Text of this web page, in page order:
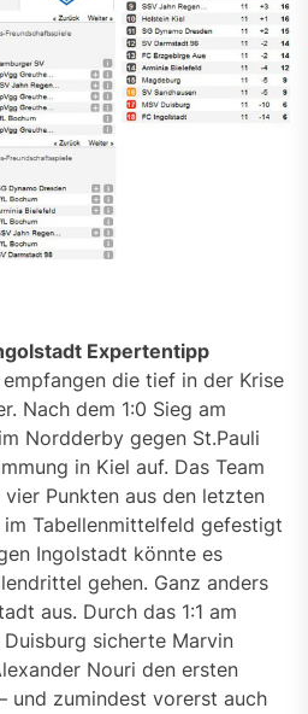
Expertentipp
die tief in der Krise
Nach dem 1:0 Sieg am
Nordderby gegen St.Pauli
in Kiel auf. Das Team
Punkten aus den letzten
Tabellenmittelfeld gefestigt
Ingolstadt könnte es
gehen. Ganz anders
aus. Durch das 1:1 am
sicherte Marvin
Nouri den ersten
und zumindest vorerst auch